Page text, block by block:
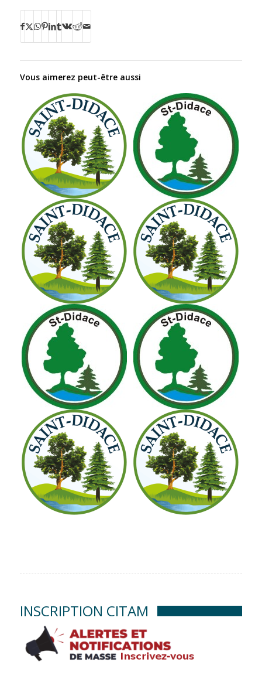
Vous aimerez peut-être aussi
INSCRIPTION CITAM